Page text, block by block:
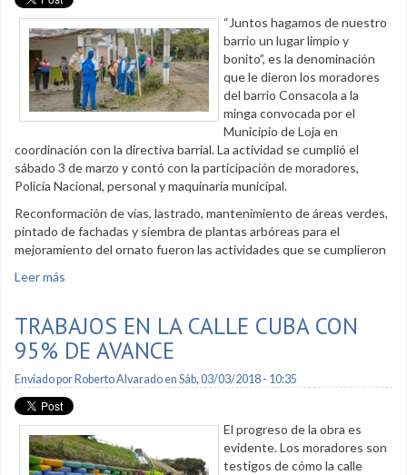
“Juntos hagamos de nuestro
barrio un lugar limpio y
bonito”, es la denominación
que le dieron los moradores
del barrio Consacola a la
minga convocada por el
Municipio de Loja en
coordinación con la directiva barrial. La actividad se cumplió el
sábado 3 de marzo y contó con la participación de moradores,
Policía Nacional, personal y maquinaria municipal.
Reconformación de vías, lastrado, mantenimiento de áreas verdes,
pintado de fachadas y siembra de plantas arbóreas para el
mejoramiento del ornato fueron las actividades que se cumplieron
Leer más
TRABAJOS EN LA CALLE CUBA CON
95% DE AVANCE
Enviado por Roberto Alvaradoen Sáb, 03/03/2018 - 10:35
El progreso de la obra es
evidente. Los moradores son
testigos de cómo la calle